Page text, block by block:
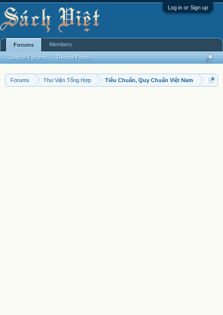
Log in or Sign up
Forums Thư Viện Tổng Hợp Tiêu Chuẩn, Quy Chuẩn Việt Nam
Forums
Search Forums Recent Posts
Members